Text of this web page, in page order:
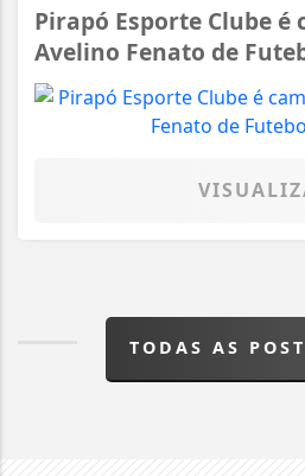
Pirapó Esporte Clube é
Avelino Fenato de
TODAS AS